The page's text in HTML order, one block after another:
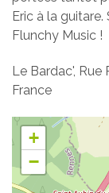
Eric à la
Flunchy Music !
Le Bardac',
France
+
−